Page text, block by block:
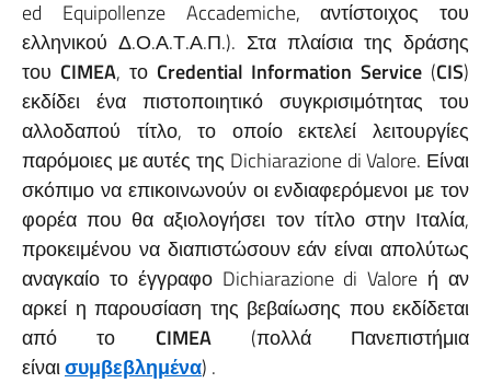
ed Equipollenze Accademiche, αντίστοιχος του
ελληνικού Δ.Ο.Α.Τ.Α.Π.). Στα πλαίσια της δράσης
του CIMEA, το Credential Information Service (CIS)
εκδίδει ένα πιστοποιητικό συγκρισιμότητας του
αλλοδαπού τίτλο, το οποίο εκτελεί λειτουργίες
παρόμοιες με αυτές της Dichiarazione di Valore. Είναι
σκόπιμο να επικοινωνούν οι ενδιαφερόμενοι με τον
φορέα που θα αξιολογήσει τον τίτλο στην Ιταλία,
προκειμένου να διαπιστώσουν εάν είναι απολύτως
αναγκαίο το έγγραφο Dichiarazione di Valore ή αν
αρκεί η παρουσίαση της βεβαίωσης που εκδίδεται
από το CIMEA(πολλά Πανεπιστήμια
είναισυμβεβλημένα) .